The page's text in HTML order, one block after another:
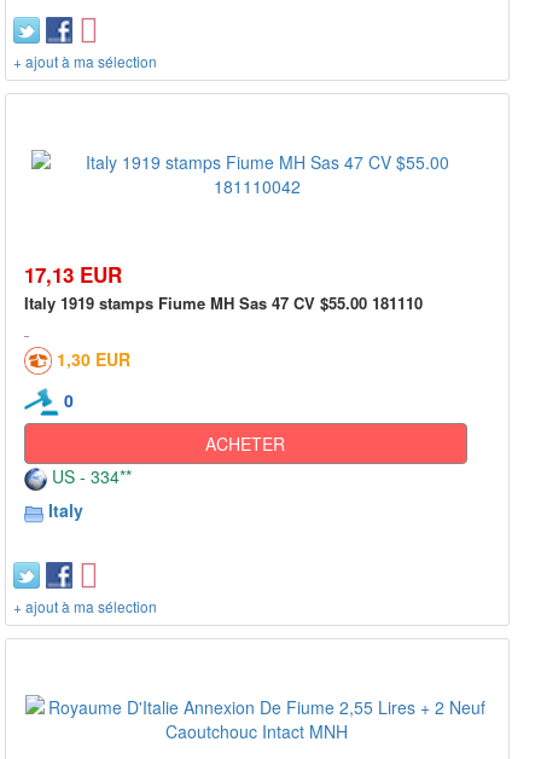
+ ajout à ma sélection
17,13 EUR
Italy 1919 stamps Fiume MH Sas 47 CV $55.00 181110
1,30 EUR
0
ACHETER
US - 334**
Italy
+ ajout à ma sélection